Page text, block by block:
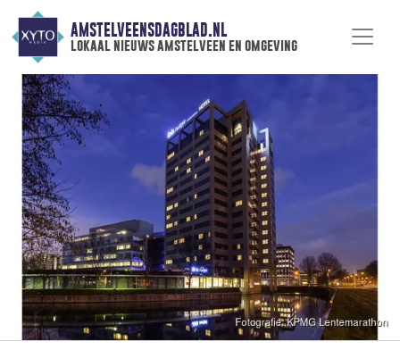
AMSTELVEENSDAGBLAD.NL
lokaal nieuws amstelveen en omgeving